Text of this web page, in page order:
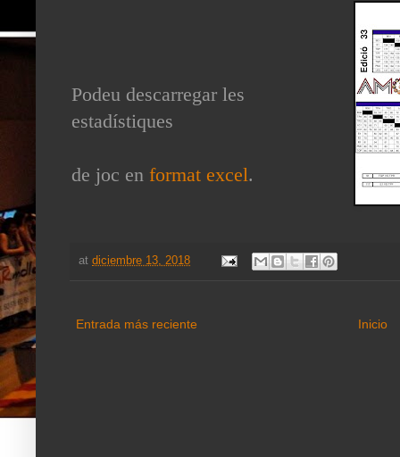
Podeu descarregar les
estadístiques
de joc en format excel.
at diciembre 13, 2018
Entrada más reciente Inicio